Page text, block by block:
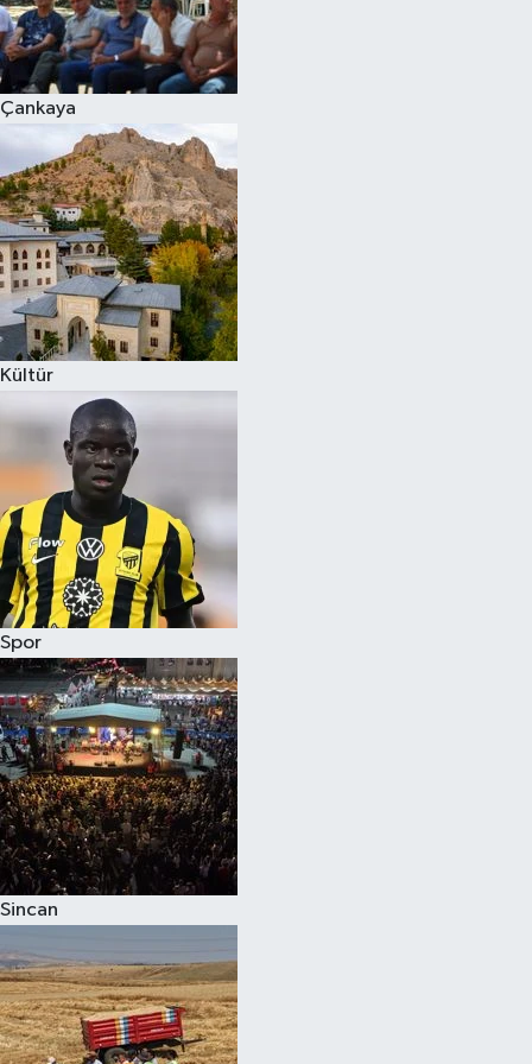
Çankaya
Kültür
Spor
Sincan